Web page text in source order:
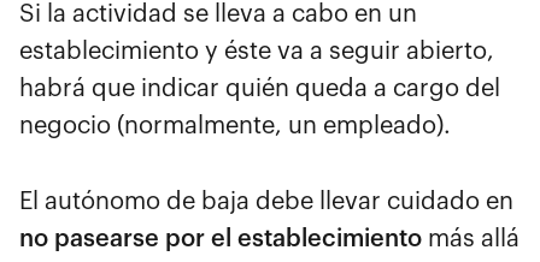
Si la actividad se lleva a cabo en un
establecimiento y éste va a seguir abierto,
habrá que indicar quién queda a cargo del
negocio (normalmente, un empleado).
El autónomo de baja debe llevar cuidado en
no pasearse por el establecimiento más allá